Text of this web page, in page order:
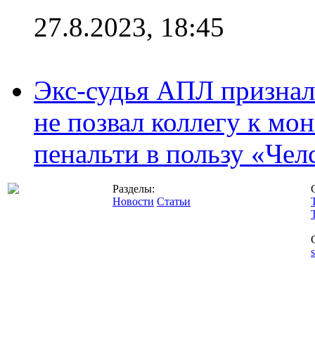
27.8.2023, 18:45
Экс-судья АПЛ
не позвал коллегу к
пенальти в пользу
Разделы:
Новости Статьи